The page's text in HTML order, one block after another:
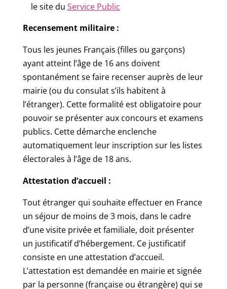
le site du Service Public
Recensement militaire :
Tous les jeunes Français (filles ou garçons)
ayant atteint l’âge de 16 ans doivent
spontanément se faire recenser auprès de leur
mairie (ou du consulat s’ils habitent à
l’étranger). Cette formalité est obligatoire pour
pouvoir se présenter aux concours et examens
publics. Cette démarche enclenche
automatiquement leur inscription sur les listes
électorales à l’âge de 18 ans.
Attestation d’accueil :
Tout étranger qui souhaite effectuer en France
un séjour de moins de 3 mois, dans le cadre
d’une visite privée et familiale, doit présenter
un justificatif d’hébergement. Ce justificatif
consiste en une attestation d’accueil.
L’attestation est demandée en mairie et signée
par la personne (française ou étrangère) qui se